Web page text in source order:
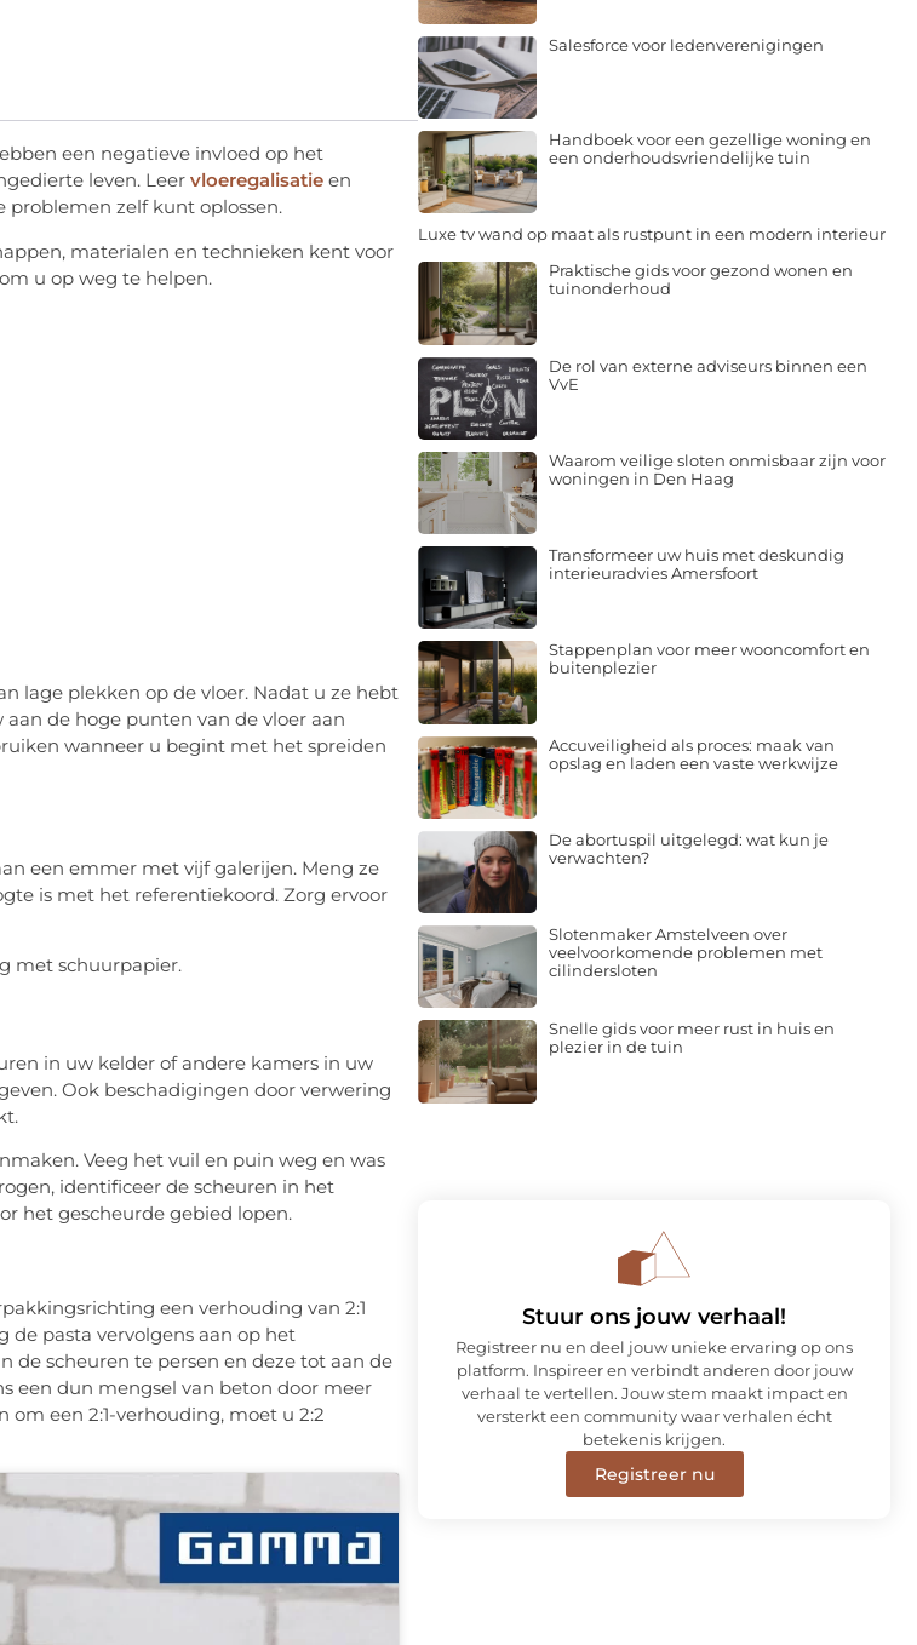
een negatieve invloed op het
leven. Leer vloeregalisatie en
problemen zelf kunt oplossen.
materialen en technieken kent voor
u op weg te helpen.
lage plekken op de vloer. Nadat u ze hebt
de hoge punten van de vloer aan
wanneer u begint met het spreiden
een emmer met vijf galerijen. Meng ze
is met het referentiekoord. Zorg ervoor
met schuurpapier.
in uw kelder of andere kamers in uw
Ook beschadigingen door verwering
Veeg het vuil en puin weg en was
identificeer de scheuren in het
het gescheurde gebied lopen.
een verhouding van 2:1
de pasta vervolgens aan op het
de scheuren te persen en deze tot aan de
een dun mengsel van beton door meer
een 2:1-verhouding, moet u 2:2
Salesforce voor ledenverenigingen
Handboek voor een gezellige woning en
een onderhoudsvriendelijke tuin
Luxe tv wand op maat als rustpunt in een modern interieur
Praktische gids voor gezond wonen en
tuinonderhoud
De rol van externe adviseurs binnen een
VvE
Waarom veilige sloten onmisbaar zijn voor
woningen in Den Haag
Transformeer uw huis met deskundig
interieuradvies Amersfoort
Stappenplan voor meer wooncomfort en
buitenplezier
Accuveiligheid als proces: maak van
opslag en laden een vaste werkwijze
De abortuspil uitgelegd: wat kun je
verwachten?
Slotenmaker Amstelveen over
veelvoorkomende problemen met
cilindersloten
Snelle gids voor meer rust in huis en
plezier in de tuin
Stuur ons jouw verhaal!
Registreer nu en deel jouw unieke ervaring op ons
platform. Inspireer en verbindt anderen door jouw
verhaal te vertellen. Jouw stem maakt impact en
versterkt een community waar verhalen écht
betekenis krijgen.
Registreer nu